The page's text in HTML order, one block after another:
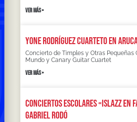
VER MÁS »
Yone Rodríguez Cuarteto en
Concierto de Timples y Otras Pequeñas
Mundo y Canary Guitar Cuartet
VER MÁS »
Conciertos escolares «Islazz en
Gabriel Rodó